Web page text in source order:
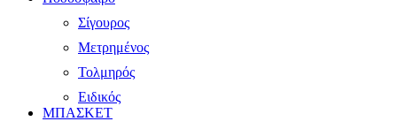
Σίγουρος
Μετρημένος
Τολμηρός
Ειδικός
ΜΠΑΣΚΕΤ